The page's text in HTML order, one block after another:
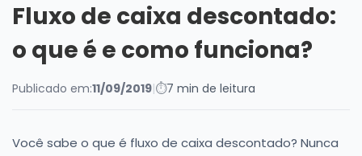
Fluxo de caixa descontado:
o que é e como funciona?
Publicado em:11/09/2019|⏱7 min de leitura
Você sabe o que é fluxo de caixa descontado? Nunca